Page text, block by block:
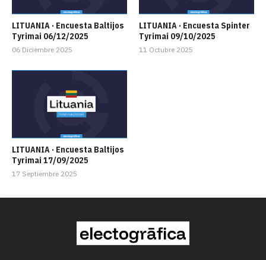
LITUANIA · Encuesta Baltijos
Tyrimai 06/12/2025
06 Diciembre 2025
LITUANIA · Encuesta Spinter
Tyrimai 09/10/2025
11 Octubre 2025
LITUANIA · Encuesta Baltijos
Tyrimai 17/09/2025
17 Septiembre 2025